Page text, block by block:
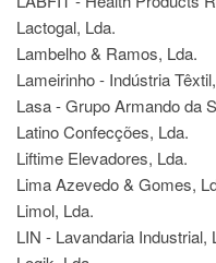
Lactogal, Lda.
Lambelho & Ramos, Lda.
Lameirinho - Indústria
Lasa - Grupo Armando da
Latino Confecções, Lda.
Liftime Elevadores, Lda.
Lima Azevedo & Gomes,
Limol, Lda.
LIN - Lavandaria Industrial,